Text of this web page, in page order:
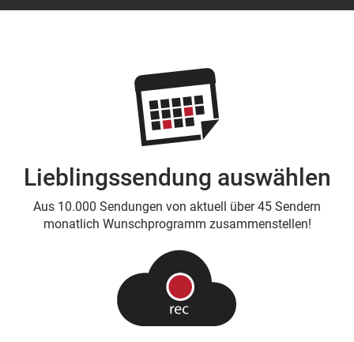
Lieblingssendung auswählen
Aus 10.000 Sendungen von aktuell über 45 Sendern
monatlich Wunschprogramm zusammenstellen!